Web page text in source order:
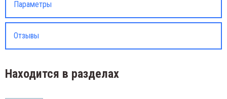
Параметры
Отзывы
Находится в разделах